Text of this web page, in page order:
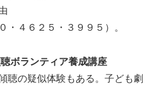
４６２５・３９９５）。
ボランティア養成講座
聴の疑似体験もある。子ども劇